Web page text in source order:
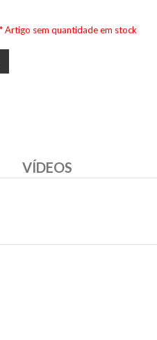
* Artigo sem quantidade em stock
VÍDEOS